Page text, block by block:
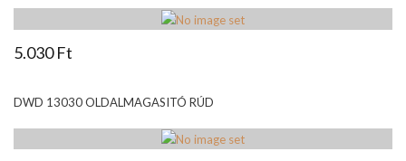
5.030 Ft
DWD 13030 OLDALMAGASITÓ RÚD